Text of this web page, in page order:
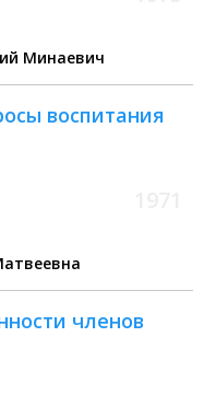
Минаевич
воспитания
членов